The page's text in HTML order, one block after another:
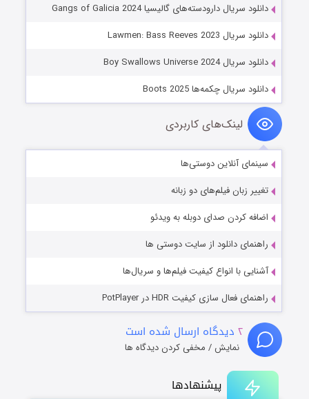
پیشنهادها
دانلود سریال دارودسته‌های گالیسیا Gangs of Galicia 2024
دانلود سریال Lawmen: Bass Reeves 2023
دانلود سریال Boy Swallows Universe 2024
دانلود سریال چکمه‌‌ها Boots 2025
لینک‌های کاربردی
سینمای آنلاین دوستی‌ها
تغییر زبان فیلم‌های دو زبانه
اضافه کردن صدای دوبله به ویدئو
راهنمای دانلود از سایت دوستی ها
آشنایی با انواع کیفیت فیلم‌ها و سریال‌ها
راهنمای فعال سازی کیفیت HDR در PotPlayer
۲ دیدگاه ارسال شده است
نمایش / مخفی کردن دیدگاه ها